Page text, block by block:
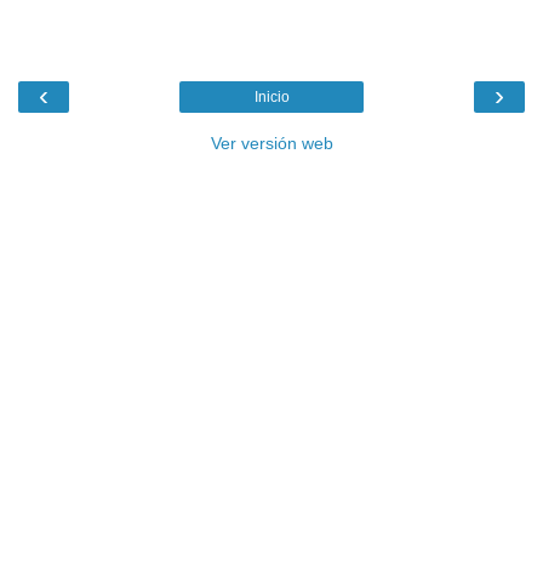
‹ ›
Inicio
Ver versión web